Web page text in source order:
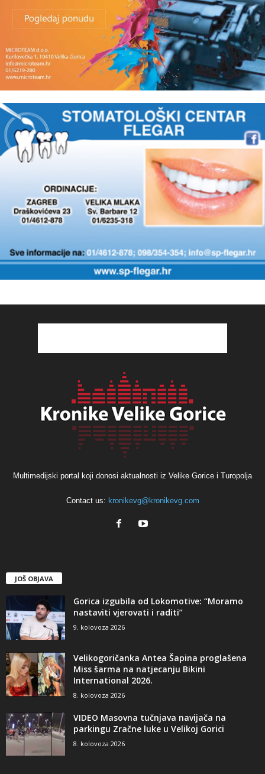
Multimedijski portal koji donosi aktualnosti iz Velike Gorice i Turopolja
Contact us: kronikevg@kronikevg.com
JOŠ OBJAVA
Gorica izgubila od Lokomotive: “Moramo
nastaviti vjerovati i raditi”
9. kolovoza 2026
Velikogoričanka Antea Šapina proglašena
Miss šarma na natjecanju Bikini
International 2026.
8. kolovoza 2026
VIDEO Masovna tučnjava navijača na
parkingu Zračne luke u Velikoj Gorici
8. kolovoza 2026